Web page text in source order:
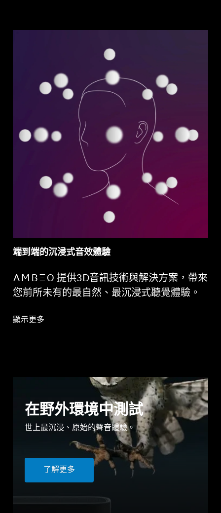
端到端的沉浸式音效體驗
-AMBEO- 提供3D音訊技術與解決方案，帶來
您前所未有的最自然、最沉浸式聽覺體驗。
顯示更多
在野外環境中測試
世上最沉浸、原始的聲音體驗。
了解更多